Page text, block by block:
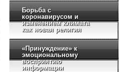
Борьба с
коронавирусом и
изменением климата
как новая религия
«Принуждение» к
эмоциональному
восприятию
информации